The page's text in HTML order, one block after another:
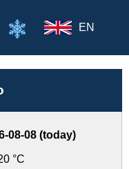
EN
08-08 (today)
°C